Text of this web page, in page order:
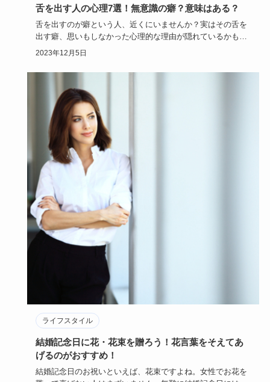
舌を出す人の心理7選！無意識の癖？意味はある？
舌を出すのが癖という人、近くにいませんか？実はその舌を
出す癖、思いもしなかった心理的な理由が隠れているかもせ
しれません。舌…
2023年12月5日
ライフスタイル
結婚記念日に花・花束を贈ろう！花言葉をそえてあ
げるのがおすすめ！
結婚記念日のお祝いといえば、花束ですよね。女性でお花を